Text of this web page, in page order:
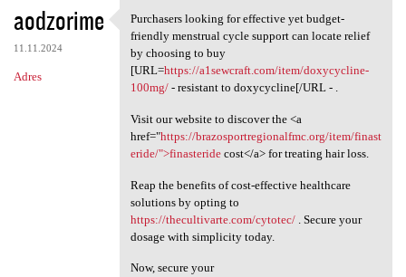
aodzorime
11.11.2024
Adres
Purchasers looking for
Purchasers looking for effective yet budget-
friendly menstrual cycle support can locate relief
by choosing to buy
[URL=https://a1sewcraft.com/item/doxycycline-
100mg/- resistant to doxycycline[/URL - .
Visit our website to discover the <a
href="https://brazosportregionalfmc.org/item/finast
eride/">finasteridecost</a> for treating hair loss.
Reap the benefits of cost-effective healthcare
solutions by opting to
https://thecultivarte.com/cytotec/. Secure your
dosage with simplicity today.
Now, secure your